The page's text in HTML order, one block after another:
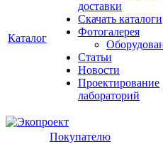
Каталог
доставки
Скачать каталоги
Фотогалерея
Статьи
Новости
Проектирование
лабораторий
Покупателю